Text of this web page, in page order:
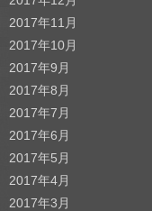
2017年11月
2017年10月
2017年9月
2017年8月
2017年7月
2017年6月
2017年5月
2017年4月
2017年3月